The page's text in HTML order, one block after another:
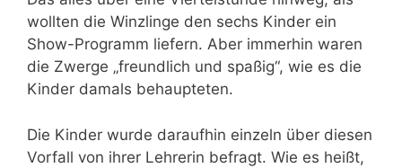
wollten die Winzlinge den sechs Kinder ein
Show-Programm liefern. Aber immerhin waren
die Zwerge „freundlich und spaßig“, wie es die
Kinder damals behaupteten.
Die Kinder wurde daraufhin einzeln über diesen
Vorfall von ihrer Lehrerin befragt. Wie es heißt,